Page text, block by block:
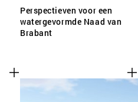
Perspectieven voor een
watergevormde Naad van
Brabant